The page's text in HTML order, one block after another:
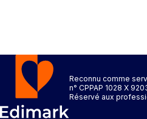
Reconnu comme
n° CPPAP 1028 X
Réservé aux